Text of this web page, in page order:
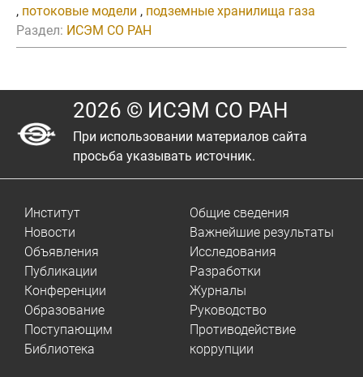
, потоковые модели , подземные хранилища газа
Раздел: ИСЭМ СО РАН
2026 © ИСЭМ СО РАН
При использовании материалов сайта
просьба указывать источник.
Институт
Новости
Объявления
Публикации
Конференции
Образование
Поступающим
Библиотека
Общие сведения
Важнейшие результаты
Исследования
Разработки
Журналы
Руководство
Противодействие
коррупции